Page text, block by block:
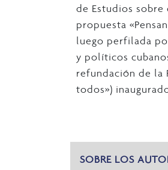
de Estudios sobre
propuesta
luego perfilada
y políticos
refundación de la
todos»)
SOBRE LOS